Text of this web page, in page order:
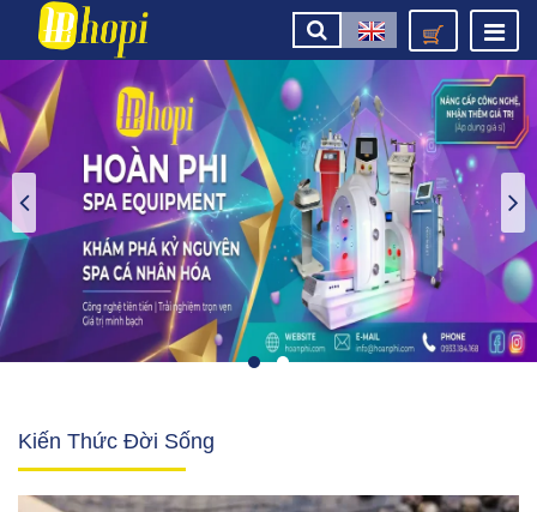
Kiến Thức Đời Sống